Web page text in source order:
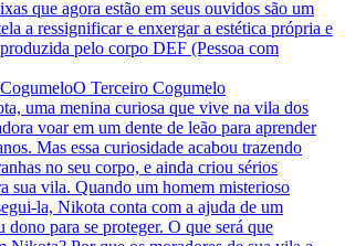
que agora estão em seus ouvidos são um
a ressignificar e enxergar a estética própria e
pelo corpo DEF (Pessoa com
O Terceiro Cogumelo
uma menina curiosa que vive na vila dos
voar em um dente de leão para aprender
Mas essa curiosidade acabou trazendo
no seu corpo, e ainda criou sérios
sua vila. Quando um homem misterioso
la, Nikota conta com a ajuda de um
dono para se proteger. O que será que